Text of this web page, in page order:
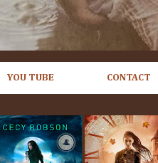
YOU TUBE CONTACT